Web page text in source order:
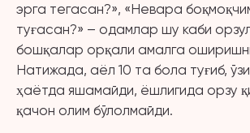
эрга тегасан?», «Невара
туғасан?» – одамлар шу каби
бошқалар орқали амалга
Натижада, аёл 10 та бола туғиб,
ҳаётда яшамайди, ёшлигида орзу
қачон олим бўлолмайди.